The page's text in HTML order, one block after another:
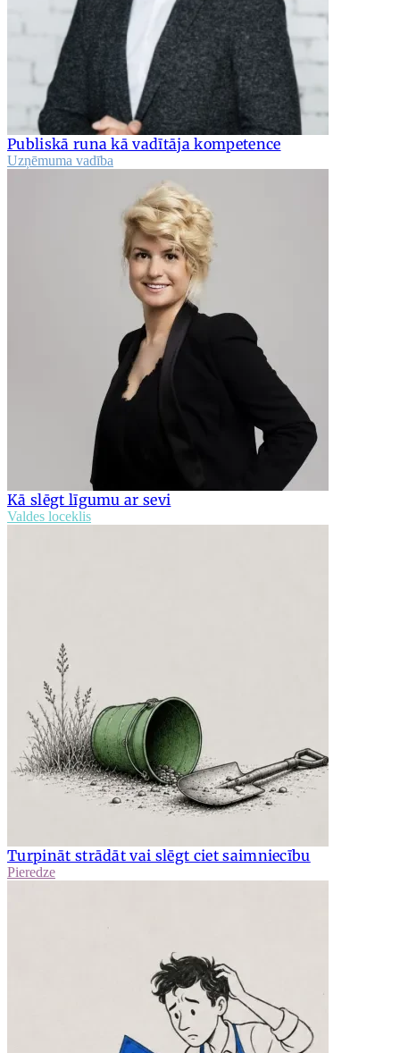
Publiskā runa kā vadītāja kompetence
Uzņēmuma vadība
Kā slēgt līgumu ar sevi
Valdes loceklis
Turpināt strādāt vai slēgt ciet saimniecību
Pieredze